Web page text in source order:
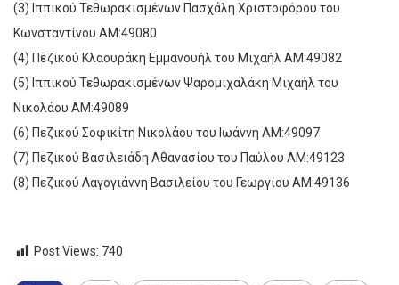
(3) Ιππικού Τεθωρακισμένων Πασχάλη Χριστοφόρου του
Κωνσταντίνου ΑΜ:49080
(4) Πεζικού Κλαουράκη Εμμανουήλ του Μιχαήλ ΑΜ:49082
(5) Ιππικού Τεθωρακισμένων Ψαρομιχαλάκη Μιχαήλ του
Νικολάου ΑΜ:49089
(6) Πεζικού Σοφικίτη Νικολάου του Ιωάννη ΑΜ:49097
(7) Πεζικού Βασιλειάδη Αθανασίου του Παύλου ΑΜ:49123
(8) Πεζικού Λαγογιάννη Βασιλείου του Γεωργίου ΑΜ:49136
Post Views: 740